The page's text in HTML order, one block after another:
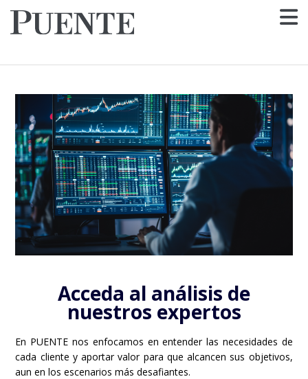
Acceda al análisis de
nuestros expertos
En PUENTE nos enfocamos en entender las necesidades de
cada cliente y aportar valor para que alcancen sus objetivos,
aun en los escenarios más desafiantes.